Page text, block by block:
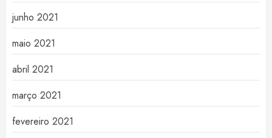
junho 2021
maio 2021
abril 2021
março 2021
fevereiro 2021